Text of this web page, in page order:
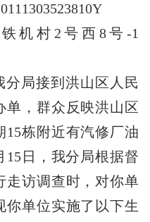
机村 2号西8号-1
分局接到洪山区人民
单，群众反映洪山区
栋附近有汽修厂油
15日，我分局根据督
走访调查时，对你单
你单位实施了以下生